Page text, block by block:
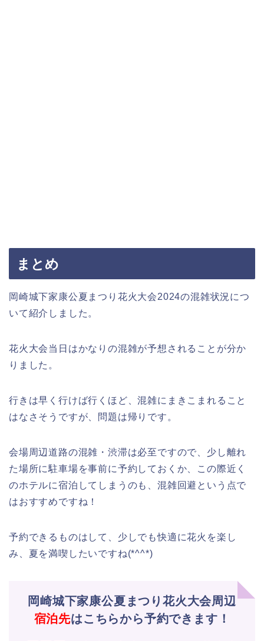
まとめ
岡崎城下家康公夏まつり花火大会2024の混雑状況につ
いて紹介しました。
花火大会当日はかなりの混雑が予想されることが分か
りました。
行きは早く行けば行くほど、混雑にまきこまれること
はなさそうですが、問題は帰りです。
会場周辺道路の混雑・渋滞は必至ですので、少し離れ
た場所に駐車場を事前に予約しておくか、この際近く
のホテルに宿泊してしまうのも、混雑回避という点で
はおすすめですね！
予約できるものはして、少しでも快適に花火を楽し
み、夏を満喫したいですね(*^^*)
岡崎城下家康公夏まつり花火大会周辺
宿泊先はこちらから予約できます！